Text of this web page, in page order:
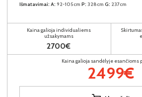
Išmatavimai: A: 92-105cm P: 328cm G: 237cm
Kaina galioja individualiems
užsakymams
2700€
Kaina galioja sandėlyje esančioms
2499€